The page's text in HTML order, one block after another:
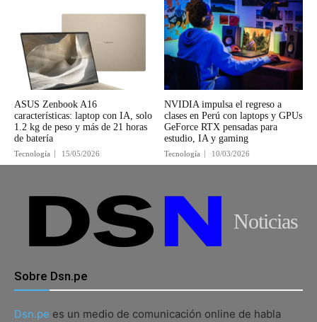
ASUS Zenbook A16
características: laptop con IA, solo
1.2 kg de peso y más de 21 horas
de batería
Tecnología 15/05/2026
NVIDIA impulsa el regreso a
clases en Perú con laptops y GPUs
GeForce RTX pensadas para
estudio, IA y gaming
Tecnología 10/03/2026
Noticias
Sobre Dsn.pe
Dsn.pe es un medio de comunicación online de habla